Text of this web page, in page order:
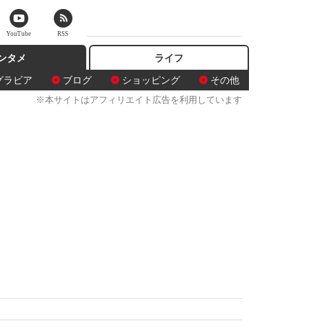
タメ
ラビア
ブログ ショッピング その他
ライフ
※本サイトはアフィリエイト広告を利用しています
YouTube RSS